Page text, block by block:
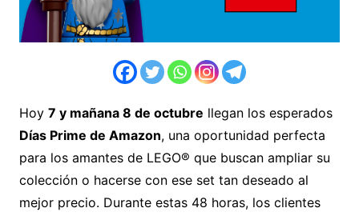
Hoy 7 y mañana 8 de octubre llegan los esperados
Días Prime de Amazon, una oportunidad perfecta
para los amantes de LEGO® que buscan ampliar su
colección o hacerse con ese set tan deseado al
mejor precio. Durante estas 48 horas, los clientes